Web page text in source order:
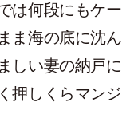
は何段にもケー
ま海の底に沈ん
しい妻の納戸に
押しくらマンジ